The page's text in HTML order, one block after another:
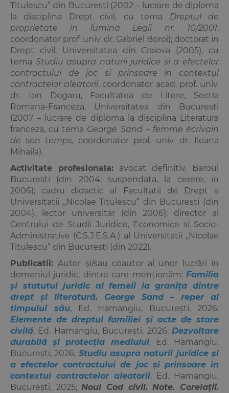
Titulescu” din Bucuresti (2002 – lucrare de diploma
la disciplina Drept civil, cu tema Dreptul de
proprietate in lumina Legii nr. 10/2001,
coordonator prof. univ. dr. Gabriel Boroi); doctorat in
Drept civil, Universitatea din Craiova (2005), cu
tema Studiu asupra naturii juridice si a efectelor
contractului de joc si prinsoare in contextul
contractelor aleatorii, coordonator acad. prof. univ.
dr. Ion Dogaru, Facultatea de Litere, Sectia
Romana-Franceza, Universitatea din Bucuresti
(2007 – lucrare de diploma la disciplina Literatura
franceza, cu tema George Sand – femme écrivain
de son temps, coordonator prof. univ. dr. Ileana
Mihaila).
Activitate profesionala: avocat definitiv, Baroul
Bucuresti (din 2004; suspendata, la cerere, in
2006); cadru didactic al Facultatii de Drept a
Universitatii „Nicolae Titulescu” din Bucuresti (din
2004), lector universitar (din 2006); director al
Centrului de Studii Juridice, Economice si Socio-
Administrative (C.S.J.E.S.A.) al Universitatii „Nicolae
Titulescu” din Bucuresti (din 2022).
Publicatii:Autor și/sau coautor al unor lucrări în
domeniul juridic, dintre care menționăm: Familia
și statutul juridic al femeii la granița dintre
drept și literatură. George Sand – reper al
timpului său, Ed. Hamangiu, București, 2026;
Elemente de dreptul familiei și acte de stare
civilă, Ed. Hamangiu, București, 2026; Dezvoltare
durabilă și protecția mediului, Ed. Hamangiu,
București, 2026; Studiu asupra naturii juridice și
a efectelor contractului de joc și prinsoare în
contextul contractelor aleatorii, Ed. Hamangiu,
București, 2025;Noul Cod civil. Note. Corelații.